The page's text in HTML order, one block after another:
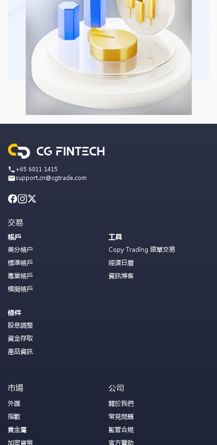
+65 6011 1415
support.cn@cgtrade.com
交易
帳戶
美分帳户
標準帳戶
專業帳戶
模擬帳戶
條件
股息調整
資金存取
產品資訊
工具
Copy Trading 跟單交易
經濟日曆
資訊博客
市場
外匯
指數
貴金屬
加密貨幣
公司
關於我們
常見問題
監管合規
官方贊助